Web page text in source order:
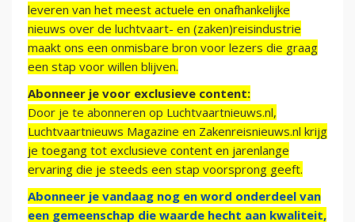
leveren van het meest actuele en onafhankelijke
nieuws over de luchtvaart- en (zaken)reisindustrie
maakt ons een onmisbare bron voor lezers die graag
een stap voor willen blijven.
Abonneer je voor exclusieve content:
Door je te abonneren op Luchtvaartnieuws.nl,
Luchtvaartnieuws Magazine en Zakenreisnieuws.nl krijg
je toegang tot exclusieve content en jarenlange
ervaring die je steeds een stap voorsprong geeft.
Abonneer je vandaag nog en word onderdeel van
een gemeenschap die waarde hecht aan kwaliteit,